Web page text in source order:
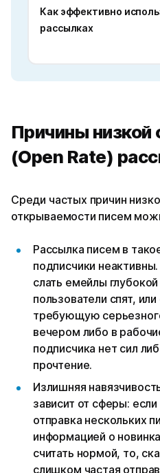
Как эффективно
рассылках
Причины
(Open Rate)
Среди частых причин
открываемости писем
Рассылка писем в
подписчики
слать емейлы
пользователи спят,
требующую
вечером либо в
подписчика нет сил
прочтение.
Излишняя
зависит от сферы:
отправка нескольких
информацией о
считать нормой, то,
слишком частая